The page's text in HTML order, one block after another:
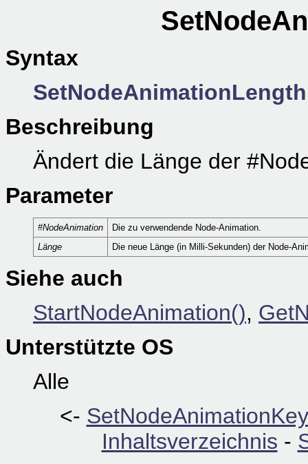
Syntax
SetNodeAnimationLength
Beschreibung
Ändert die Länge der
Parameter
#NodeAnimation
Die zu verwendende Node-Animation.
Länge
Die neue Länge (in Milli-Sekunden) der Node-
Siehe auch
StartNodeAnimation(),
Unterstützte OS
Alle
<-
Inhaltsverzeichnis -